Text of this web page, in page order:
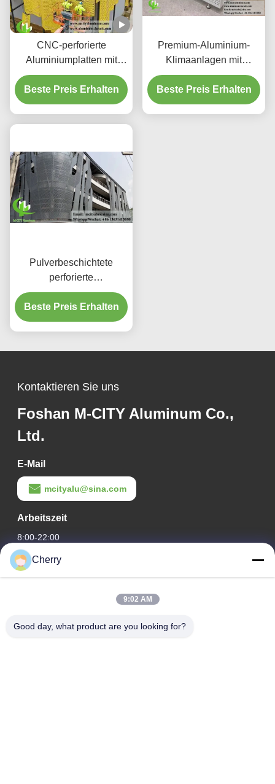
CNC-perforierte
Aluminiumplatten mit
3003 H14/H24-Legierung
und PVDF-Beschichtung
für Fassaden
Beste Preis Erhalten
Premium-Aluminium-
Klimaanlagen mit
dekorativen
Schutzschirmen
Beste Preis Erhalten
Pulverbeschichtete
perforierte
Aluminiumplatte mit
benutzerdefinierten RAL-
Farben und
Mustern für
Beste Preis Erhalten
Kontaktieren Sie uns
Foshan M-CITY Aluminum Co.,
Ltd.
E-Mail
mcityalu@sina.com
Arbeitszeit
8:00-22:00
Unsere Adresse
Hegui Industriepark, Lishui, Nanhai Foshan Guangdong PR
Cherry
9:02 AM
Good day, what product are you looking for?